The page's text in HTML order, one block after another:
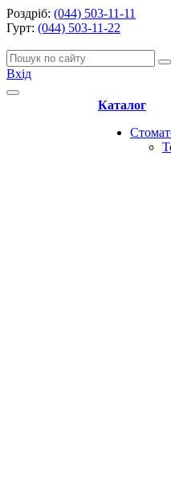
Роздріб: (044) 503-11-11
Гурт: (044) 503-11-22
Вхід
Каталог